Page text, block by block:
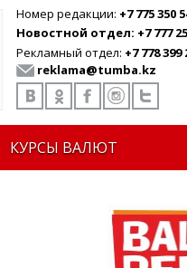
Номер редакции: +7 775 350
Новостной отдел: +7 777
Рекламный отдел: +7 778 399
reklama@tumba.kz
КУРСЫ ВАЛЮТ